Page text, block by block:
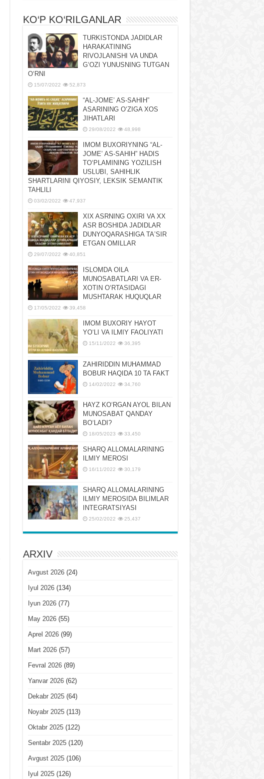
KO‘P KO‘RILGANLAR
TURKISTONDA JADIDLAR
HARAKATINING
RIVOJLANISHI VA UNDA
GʻOZI YUNUSNING TUTGAN
OʻRNI
15/07/2022 52,873
“AL-JOMEʼ AS-SAHIH”
ASARINING OʻZIGA XOS
JIHATLARI
29/08/2022 48,998
IMOM BUXORIYNING “AL-
JOMEʼ AS-SAHIH” HADIS
TOʻPLAMINING YOZILISH
USLUBI, SAHIHLIK
SHARTLARINI QIYOSIY, LЕKSIK SЕMANTIK
TAHLILI
03/02/2022 47,937
XIX ASRNING OXIRI VA XX
ASR BOSHIDA JADIDLAR
DUNYOQARASHIGA TAʼSIR
ETGAN OMILLAR
29/07/2022 40,851
ISLOMDA OILA
MUNOSABATLARI VA ER-
XOTIN OʻRTASIDAGI
MUSHTARAK HUQUQLAR
17/05/2022 39,458
IMOM BUXORIY HAYOT
YOʻLI VA ILMIY FAOLIYATI
15/11/2022 36,395
ZAHIRIDDIN MUHAMMAD
BOBUR HAQIDA 10 TA FAKT
14/02/2022 34,760
HAYZ KOʻRGAN AYOL BILAN
MUNOSABAT QANDAY
BOʻLADI?
18/05/2023 33,450
SHARQ ALLOMALARINING
ILMIY MEROSI
16/11/2022 30,179
SHARQ ALLOMALARINING
ILMIY MЕROSIDA BILIMLAR
INTЕGRATSIYASI
25/02/2022 25,437
ARXIV
Avgust 2026(24)
Iyul 2026(134)
Iyun 2026(77)
May 2026(55)
Aprel 2026(99)
Mart 2026(57)
Fevral 2026(89)
Yanvar 2026(62)
Dekabr 2025(64)
Noyabr 2025(113)
Oktabr 2025(122)
Sentabr 2025(120)
Avgust 2025(106)
Iyul 2025(126)